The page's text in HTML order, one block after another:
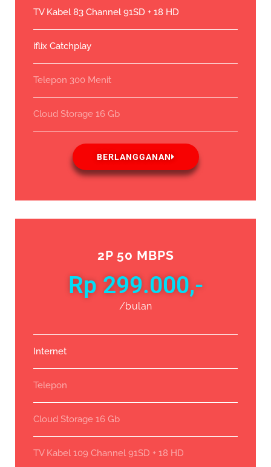
TV Kabel 83 Channel 91SD + 18 HD
iflix Catchplay
Telepon 300 Menit
Cloud Storage 16 Gb
BERLANGGANAN
2P 50 MBPS
Rp 299.000,-
/bulan
Internet
Telepon
Cloud Storage 16 Gb
TV Kabel 109 Channel 91SD + 18 HD